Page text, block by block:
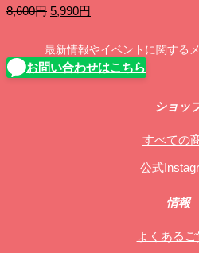
8,600円 元
価
格
は
5,990円
価
格
最新情報やイベントに関する
お問い合わせはこちら
ショッ
すべての
公式
情報
よくあるご